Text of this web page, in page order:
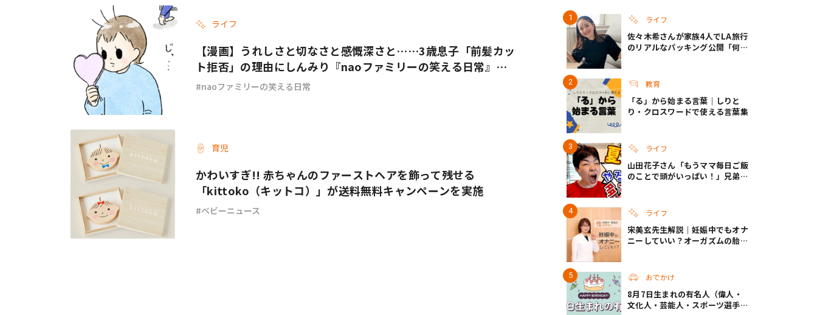
#ワンオペ育児 #コミックエッセイ #共働き夫婦 #産休 #育休
#渡邊大地の令和的ワーパパ道 #ベビーニュース
ライフ
【漫画】うれしさと切なさと感慨深さと……3歳息子「前髪カッ
ト拒否」の理由にしんみり『naoファミリーの笑える日常』
Vol.60
naoファミリーの笑える日常
育児
かわいすぎ!! 赤ちゃんのファーストヘアを飾って残せる
「kittoko（キットコ）」が送料無料キャンペーンを実施
ベビーニュース
ライフ
佐々木希さんが家族4人でLA旅行
のリアルなパッキング公開「何が
教育
「る」から始まる言葉｜しりと
り・クロスワードで使える言葉集
ライフ
山田花子さん「もうママ毎日ご飯
のことで頭がいっぱい！」兄弟夏
ライフ
宋美玄先生解説｜妊娠中でもオナ
ニーしていい？オーガズムの胎児
おでかけ
8月7日生まれの有名人（偉人・
文化人・芸能人・スポーツ選手・